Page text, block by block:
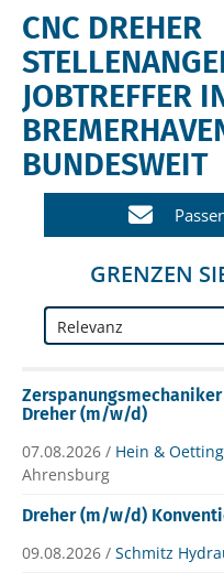
CNC DREHER
JOBTREFFER
BUNDESWEIT
GRENZEN
Zerspanungsmechaniker
Dreher (m/w/d)
07.08.2026 / Hein &
Ahrensburg
Dreher (m/w/d)
09.08.2026 / Schmitz